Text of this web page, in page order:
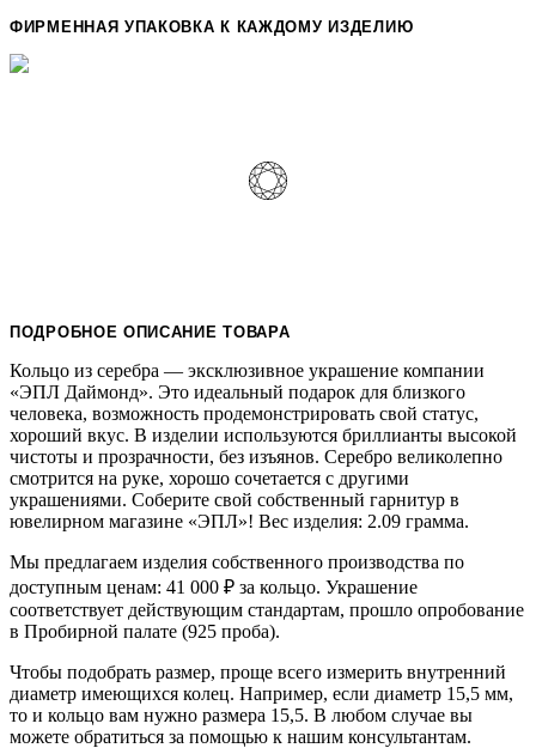
ФИРМЕННАЯ УПАКОВКА К КАЖДОМУ ИЗДЕЛИЮ
ПОДРОБНОЕ ОПИСАНИЕ ТОВАРА
Кольцо из серебра — эксклюзивное украшение компании
«ЭПЛ Даймонд». Это идеальный подарок для близкого
человека, возможность продемонстрировать свой статус,
хороший вкус. В изделии используются бриллианты высокой
чистоты и прозрачности, без изъянов. Серебро великолепно
смотрится на руке, хорошо сочетается с другими
украшениями. Соберите свой собственный гарнитур в
ювелирном магазине «ЭПЛ»! Вес изделия: 2.09 грамма.
Мы предлагаем изделия собственного производства по
доступным ценам: 41 000 ₽ за кольцо. Украшение
соответствует действующим стандартам, прошло опробование
в Пробирной палате (925 проба).
Чтобы подобрать размер, проще всего измерить внутренний
диаметр имеющихся колец. Например, если диаметр 15,5 мм,
то и кольцо вам нужно размера 15,5. В любом случае вы
можете обратиться за помощью к нашим консультантам.